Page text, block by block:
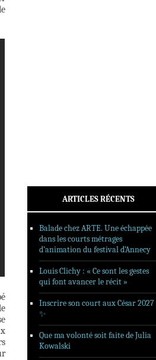
ARTICLES RÉCENTS
Balade chez ARTE. Une échappée
dans les courts métrages
d’animation du festival d’Annecy
Louis Clichy : « Ce sont les gestes
qui font avancer le récit »
Inscrire son court aux César 2027
✨
Que ma volonté soit faite de Julia
Kowalski